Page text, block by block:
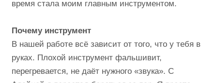
время стала моим главным инструментом.
Почему инструмент
В нашей работе всё зависит от того, что у тебя в
руках. Плохой инструмент фальшивит,
перегревается, не даёт нужного «звука». С